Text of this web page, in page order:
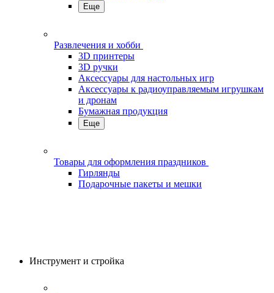
Еще
Развлечения и хобби
3D принтеры
3D ручки
Аксессуары для настольных игр
Аксессуары к радиоуправляемым игрушкам
и дронам
Бумажная продукция
Еще
Товары для оформления праздников
Гирлянды
Подарочные пакеты и мешки
Инструмент и стройка